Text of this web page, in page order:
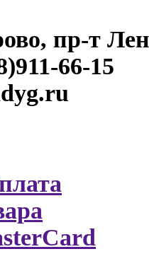
пр-т
66-15